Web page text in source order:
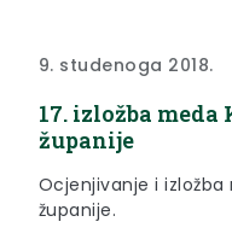
9. studenoga 2018.
17. izložba
županije
Ocjenjivanje i
županije.